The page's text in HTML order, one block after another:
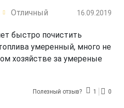
Отличный 16.09.2019
быстро почистить
умеренный, много не
хозяйстве за умереные
Полезный отзыв? 1 0